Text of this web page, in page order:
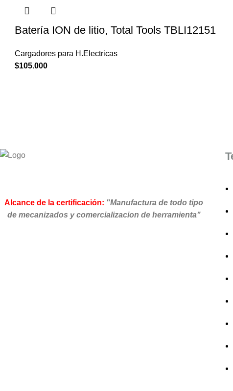
Batería ION de litio, Total Tools TBLI12151
Cargadores para H.Electricas
$105.000
Alcance de la certificación: "Manufactura de todo tipo
de mecanizados y comercializacion de herramienta"